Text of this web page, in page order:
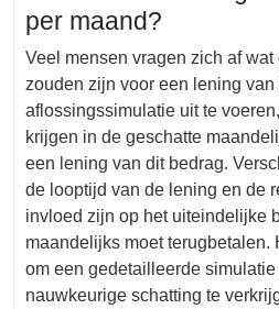
per maand?
Veel mensen vragen zich af
zouden zijn voor een lening
aflossingssimulatie uit te
krijgen in de geschatte
een lening van dit bedrag.
de looptijd van de lening en de
invloed zijn op het uiteindelijke
maandelijks moet terugbetalen.
om een gedetailleerde
nauwkeurige schatting te